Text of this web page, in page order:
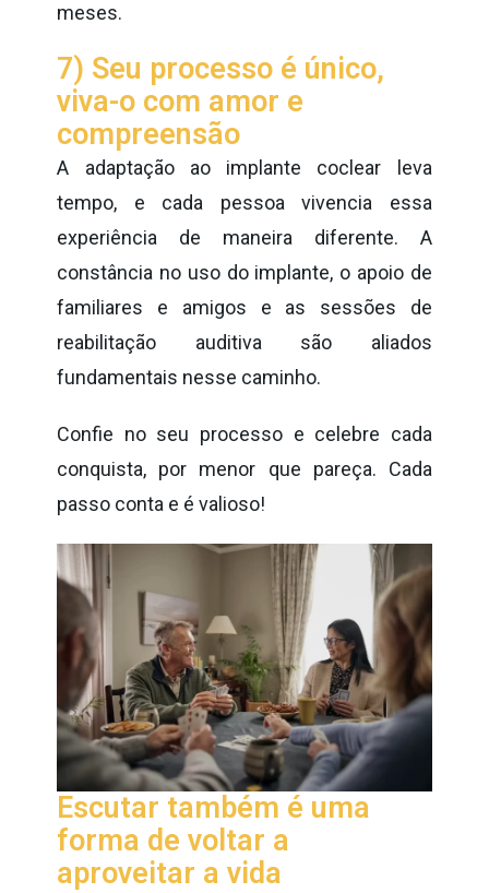
meses.
7) Seu processo é único,
viva-o com amor e
compreensão
A adaptação ao implante coclear leva
tempo, e cada pessoa vivencia essa
experiência de maneira diferente. A
constância no uso do implante, o apoio de
familiares e amigos e as sessões de
reabilitação auditiva são aliados
fundamentais nesse caminho.
Confie no seu processo e celebre cada
conquista, por menor que pareça. Cada
passo conta e é valioso!
Escutar também é uma
forma de voltar a
aproveitar a vida